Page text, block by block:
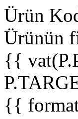
Ürün
Ürünün
{{
{{